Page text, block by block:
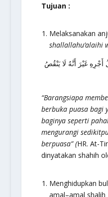
Tujuan :
Melaksanakan
shallallahu’alaihi
غَيْرَ أَنَّهُ لَا يَنْقُصُ
“Barangsiapa
berbuka puasa bagi
baginya seperti
mengurangi
berpuasa” (HR. At-
dinyatakan shahih
Menghidupkan
amal–amal shalih